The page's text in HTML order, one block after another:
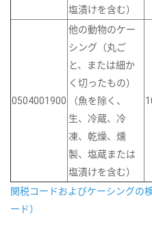
塩漬けを含む）
0504001900
他の動物のケー
シング（丸ご
と、または細か
く切ったもの）
（魚を除く、
生、冷蔵、冷
凍、乾燥、燻
製、塩蔵または
塩漬けを含む）
関税コードおよびケーシングの
ード）